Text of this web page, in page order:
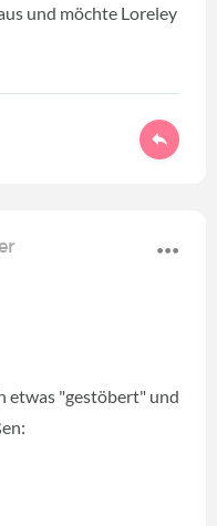
und möchte Loreley
etwas "gestöbert" und